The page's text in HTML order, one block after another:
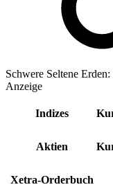
Schwere Seltene
Anzeige
Indizes
Aktien
Xetra-Orderbuch